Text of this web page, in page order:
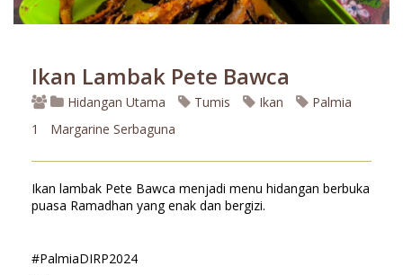
Ikan Lambak Pete Bawca
1
Hidangan Utama Tumis Ikan
Palmia
Margarine Serbaguna
Ikan lambak Pete Bawca menjadi menu hidangan berbuka
puasa Ramadhan yang enak dan bergizi.
#PalmiaDIRP2024